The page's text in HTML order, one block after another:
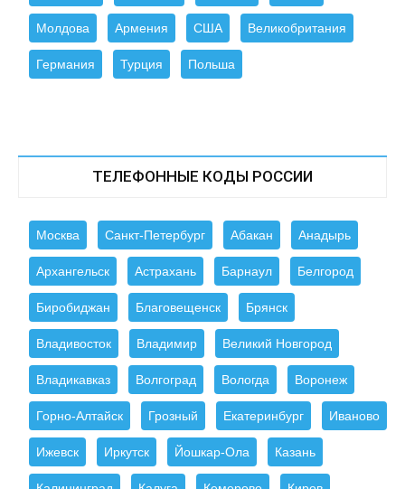
Молдова Армения США Великобритания
Германия Турция Польша
ТЕЛЕФОННЫЕ КОДЫ РОССИИ
Москва Санкт-Петербург Абакан Анадырь
Архангельск Астрахань Барнаул Белгород
Биробиджан Благовещенск Брянск
Владивосток Владимир Великий Новгород
Владикавказ Волгоград Вологда Воронеж
Горно-Алтайск Грозный Екатеринбург Иваново
Ижевск Иркутск Йошкар-Ола Казань